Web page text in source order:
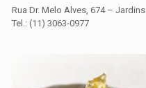
Rua Dr. Melo Alves, 674 – Jardins
Tel.: (11) 3063-0977